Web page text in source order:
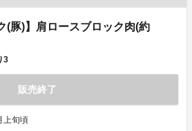
(豚)】肩ロースブロック肉(約
3
販売終了
上旬頃